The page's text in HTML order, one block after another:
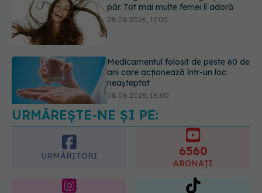
ani care acționează într-un loc
neașteptat
Transpirații nocturne: semnul ignorat
care poate ascunde probleme
serioase de sănătate
08.08.2026, 20:00
URMĂREȘTE-NE ȘI PE:
URMĂRITORI 6560
ABONAȚI